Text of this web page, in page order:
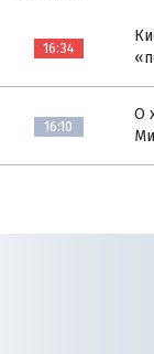
16:34
16:10
О